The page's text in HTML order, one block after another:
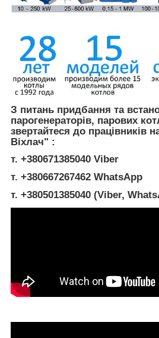
З питань придбання та
парогенераторів, парових
звертайтеся до працівників
Віхлач" :
т. +380671385040 Viber
т. +380667267462 WhatsApp
т. +380501385040 (Viber,